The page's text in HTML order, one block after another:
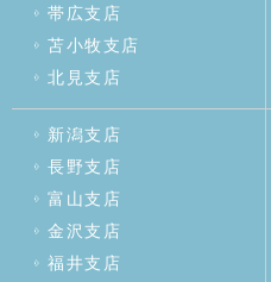
帯広支店
苫小牧支店
北見支店
新潟支店
長野支店
富山支店
金沢支店
福井支店